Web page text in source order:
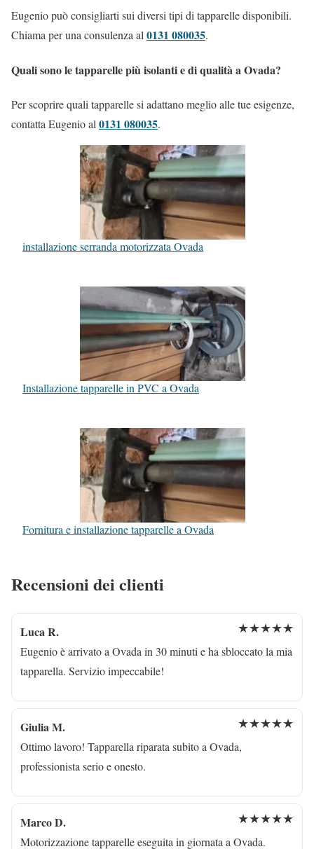
Eugenio può consigliarti sui diversi tipi di tapparelle disponibili.
Chiama per una consulenza al0131 080035.
Quali sono le tapparelle più isolanti e di qualità a Ovada?
Per scoprire quali tapparelle si adattano meglio alle tue esigenze,
contatta Eugenio al 0131 080035.
installazione serranda motorizzata Ovada
Installazione tapparelle in PVC a Ovada
Fornitura e installazione tapparelle a Ovada
Recensioni dei clienti
Luca R. ★★★★★
Eugenio è arrivato a Ovada in 30 minuti e ha sbloccato la mia
tapparella. Servizio impeccabile!
Giulia M. ★★★★★
Ottimo lavoro! Tapparella riparata subito a Ovada,
professionista serio e onesto.
Marco D. ★★★★★
Motorizzazione tapparelle eseguita in giornata a Ovada.